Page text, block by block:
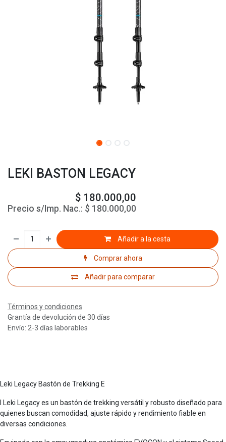
LEKI BASTON LEGACY
$ 180.000,00
Precio s/Imp. Nac.: $ 180.000,00
Añadir a la cesta
Comprar ahora
Añadir para comparar
Términos y condiciones
Grantía de devolución de 30 días
Envío: 2-3 días laborables
Leki Legacy Bastón de Trekking E
l Leki Legacy es un bastón de trekking versátil y robusto diseñado para
quienes buscan comodidad, ajuste rápido y rendimiento fiable en
diversas condiciones.